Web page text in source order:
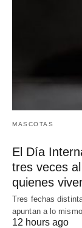
MASCOTAS
El Día
tres veces
quienes
Tres fechas
apuntan a lo
12 hours ago